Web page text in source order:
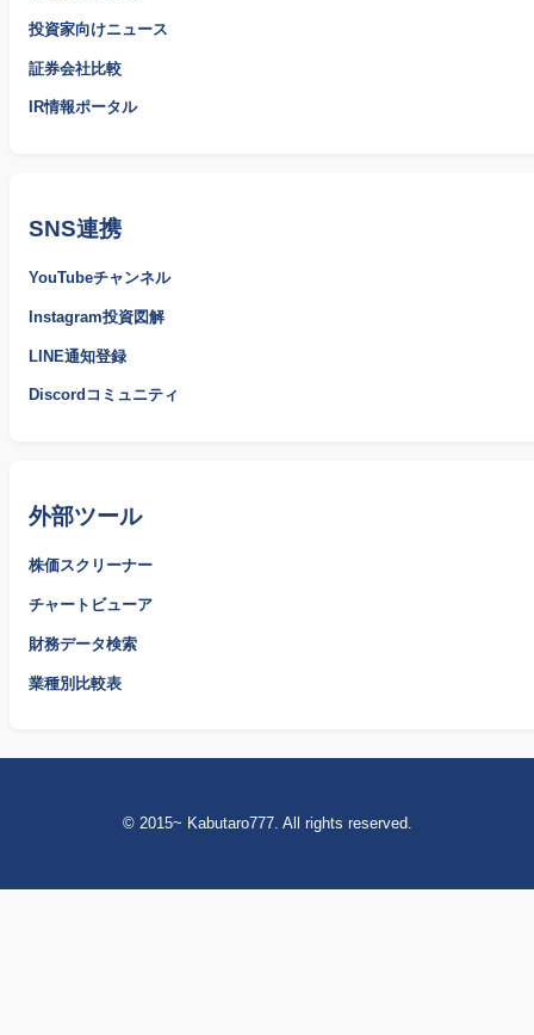
投資家向けニュース
証券会社比較
IR情報ポータル
SNS連携
YouTubeチャンネル
Instagram投資図解
LINE通知登録
Discordコミュニティ
外部ツール
株価スクリーナー
チャートビューア
財務データ検索
業種別比較表
© 2015~ Kabutaro777. All rights reserved.